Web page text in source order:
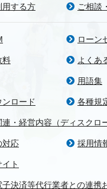
用する方 ご相談
ローン
料 よくあ
用語集
ロード 各種規
・経営内容（ディスクロ
対応 採用情
ト
決済等代行業者との連携